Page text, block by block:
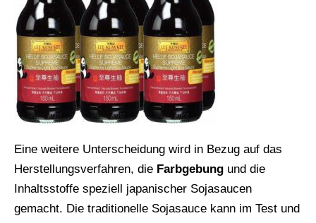
Eine weitere Unterscheidung wird in Bezug auf das
Herstellungsverfahren, die Farbgebung und die
Inhaltsstoffe speziell japanischer Sojasaucen
gemacht. Die traditionelle Sojasauce kann im Test und